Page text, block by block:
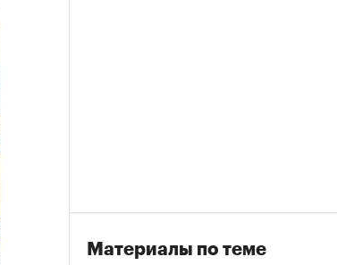
Материалы по теме